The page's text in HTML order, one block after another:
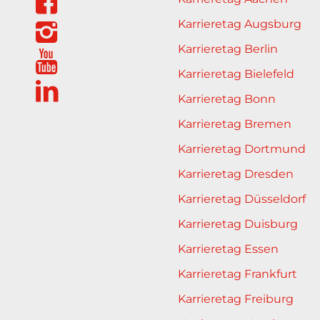
Karrieretag Augsburg
Karrieretag Berlin
Karrieretag Bielefeld
Karrieretag Bonn
Karrieretag Bremen
Karrieretag Dortmund
Karrieretag Dresden
Karrieretag Düsseldorf
Karrieretag Duisburg
Karrieretag Essen
Karrieretag Frankfurt
Karrieretag Freiburg